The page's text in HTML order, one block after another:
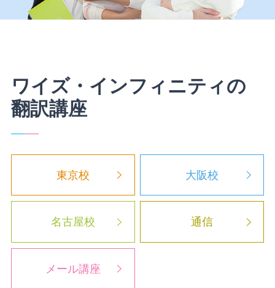
ワイズ・インフィニティの
翻訳講座
東京校 大阪校
名古屋校 通信
メール講座